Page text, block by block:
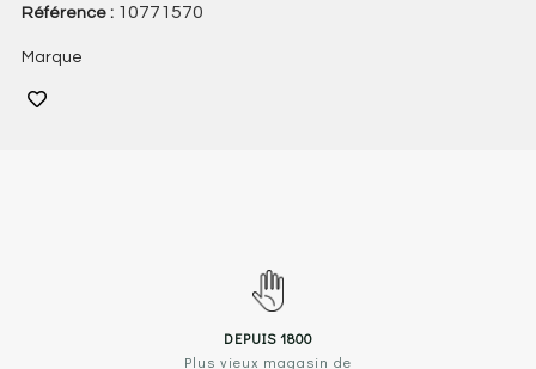
Référence : 10771570
Marque
DEPUIS 1800
Plus vieux magasin de